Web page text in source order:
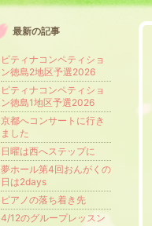
最新の記事
ピティナコンペティショ
ン徳島2地区予選2026
ピティナコンペティショ
ン徳島1地区予選2026
京都へコンサートに行き
ました
日曜は西へステップに
夢ホール第4回おんがくの
日は2days
ピアノの落ち着き先
4/12のグループレッスン